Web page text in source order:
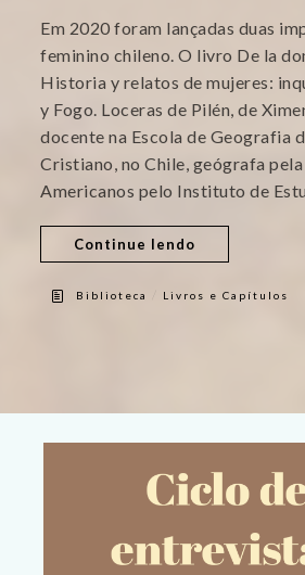
Em 2020 foram lançadas duas
feminino chileno. O livro De la
Historia y relatos de mujeres:
y Fogo. Loceras de Pilén, de
docente na Escola de Geografia
Cristiano, no Chile, geógrafa
Americanos pelo Instituto de
Continue lendo
Biblioteca Livros e Capítulos